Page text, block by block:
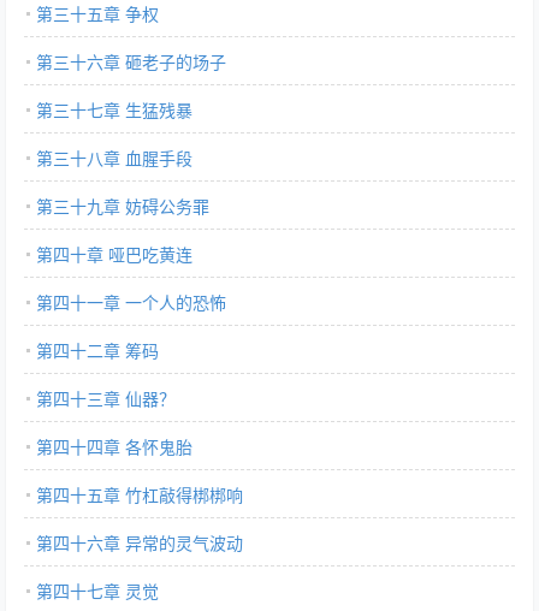
第三十五章 争权
第三十六章 砸老子的场子
第三十七章 生猛残暴
第三十八章 血腥手段
第三十九章 妨碍公务罪
第四十章 哑巴吃黄连
第四十一章 一个人的恐怖
第四十二章 筹码
第四十三章 仙器？
第四十四章 各怀鬼胎
第四十五章 竹杠敲得梆梆响
第四十六章 异常的灵气波动
第四十七章 灵觉